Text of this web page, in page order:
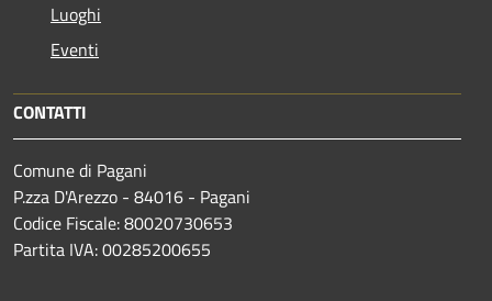
Luoghi
Eventi
CONTATTI
Comune di Pagani
P.zza D'Arezzo - 84016 - Pagani
Codice Fiscale: 80020730653
Partita IVA: 00285200655